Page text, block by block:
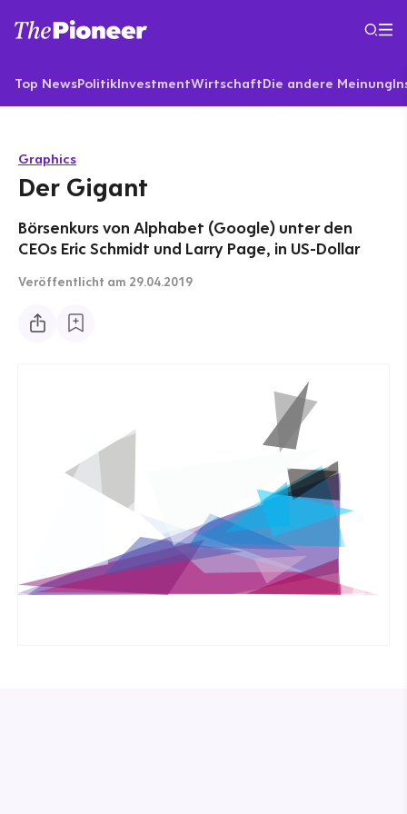
Top NewsPolitikInvestmentWirtschaftDie andere Meinung
Graphics
Der Gigant
Börsenkurs von Alphabet (Google) unter den
CEOs Eric Schmidt und Larry Page, in US-Dollar
Veröffentlicht am 29.04.2019